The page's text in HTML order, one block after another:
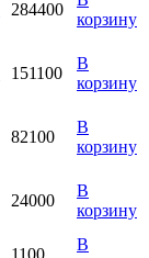
284400
корзину
151100
В
корзину
82100
В
корзину
24000
В
корзину
В